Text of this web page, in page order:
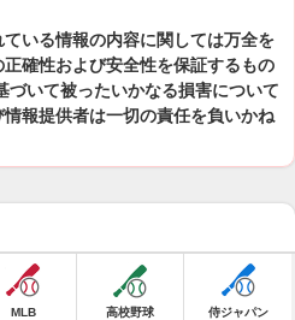
いる情報の内容に関しては万全を
確性および安全性を保証するもの
づいて被ったいかなる損害について
報提供者は一切の責任を負いかね
MLB 高校野球 侍ジャパン